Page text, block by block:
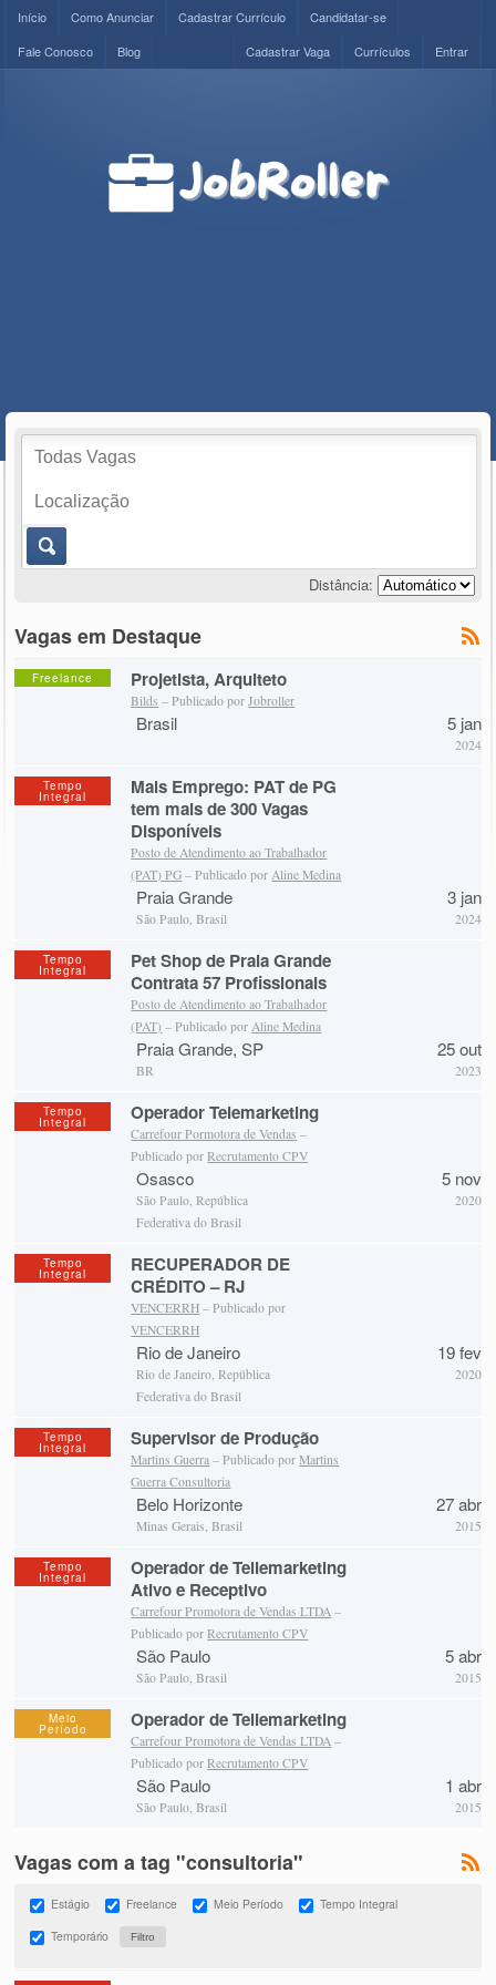
Início Como Anunciar Cadastrar Currículo
Candidatar-se
Fale Conosco
Blog Entrar
Currículos
Cadastrar Vaga
Distância:
Vagas em Destaque
Freelance Projetista, Arquiteto
Bilds – Publicado porJobroller
Brasil 5 jan
2024
Tempo
Integral
Mais Emprego: PAT de PG
tem mais de 300 Vagas
Disponíveis
Posto de Atendimento ao Trabalhador
(PAT) PG – Publicado por Aline Medina
Praia Grande
São Paulo, Brasil
3 jan
2024
Tempo
Integral
Pet Shop de Praia Grande
Contrata 57 Profissionais
Posto de Atendimento ao Trabalhador
(PAT) – Publicado por Aline Medina
Praia Grande, SP
BR
25 out
2023
Tempo
Integral Operador Telemarketing
Carrefour Pormotora de Vendas –
Publicado porRecrutamento CPV
Osasco
São Paulo, República
Federativa do Brasil
5 nov
2020
Tempo
Integral
RECUPERADOR DE
CRÉDITO – RJ
VENCERRH – Publicado por
VENCERRH
Rio de Janeiro
Rio de Janeiro, República
Federativa do Brasil
19 fev
2020
Tempo
Integral Supervisor de Produção
Martins Guerra – Publicado porMartins
Guerra Consultoria
Belo Horizonte
Minas Gerais, Brasil
27 abr
2015
Tempo
Integral
Operador de Tellemarketing
Ativo e Receptivo
Carrefour Promotora de Vendas LTDA –
Publicado porRecrutamento CPV
São Paulo
São Paulo, Brasil
5 abr
2015
Meio
Período Operador de Tellemarketing
Carrefour Promotora de Vendas LTDA –
Publicado porRecrutamento CPV
São Paulo
São Paulo, Brasil
1 abr
2015
Vagas com a tag "consultoria"
Estágio Freelance Meio Período
Tempo Integral
Temporário